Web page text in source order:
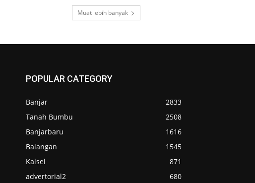
Muat lebih banyak
POPULAR CATEGORY
Banjar
2833
Tanah Bumbu
2508
Banjarbaru
1616
Balangan
1545
Kalsel
871
advertorial2
680